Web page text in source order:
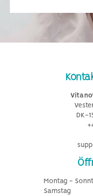
DK-
Montag -
Samstag